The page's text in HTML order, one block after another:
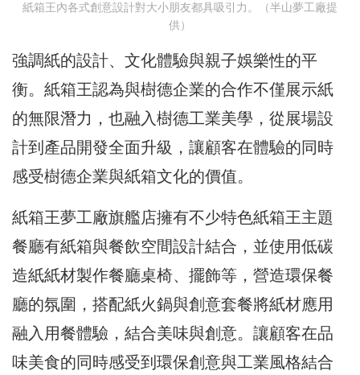
紙箱王內各式創意設計對大小朋友都具吸引力。（半山夢工廠提
供）
強調紙的設計、文化體驗與親子娛樂性的平
衡。紙箱王認為與樹德企業的合作不僅展示紙
的無限潛⼒，也融入樹德工業美學，從展場設
計到產品開發全面升級，讓顧客在體驗的同時
感受樹德企業與紙箱文化的價值。
紙箱王夢工廠旗艦店擁有不少特色紙箱王主題
餐廳有紙箱與餐飲空間設計結合，並使用低碳
造紙紙材製作餐廳桌椅、擺飾等，營造環保餐
廳的氛圍，搭配紙火鍋與創意套餐將紙材應用
融入用餐體驗，結合美味與創意。讓顧客在品
味美食的同時感受到環保創意與工業風格結合